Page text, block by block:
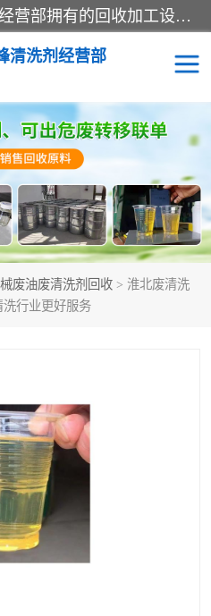
东莞市大岭山莞峰清洗剂经营部拥有的回收加工设备，大量废油回收、废清洗剂回收、废溶剂油回收、机械废油废清洗剂回收、废碳氢回收、碳氢液压油回收、碳氢二氯回收等废清洗剂处理；我们只是提供废旧化工原料的循环使用存放点，执行正规的存放，有正规的回收资质处理。同时我们公司批发零售回收级清洗剂，脱模油再生基础油，质量保证。
清洗剂经营部
废油废清洗剂回收 > 淮北废清洗
行业更好服务
废清洗剂回收
机械废油废清洗剂回收
碳氢液压油回收
回收废三四氯乙烯
上门回收废清洗剂